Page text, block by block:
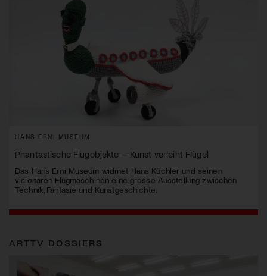
HANS ERNI MUSEUM
Phantastische Flugobjekte – Kunst verleiht Flügel
Das Hans Erni Museum widmet Hans Küchler und seinen
visionären Flugmaschinen eine grosse Ausstellung zwischen
Technik, Fantasie und Kunstgeschichte.
ARTTV DOSSIERS